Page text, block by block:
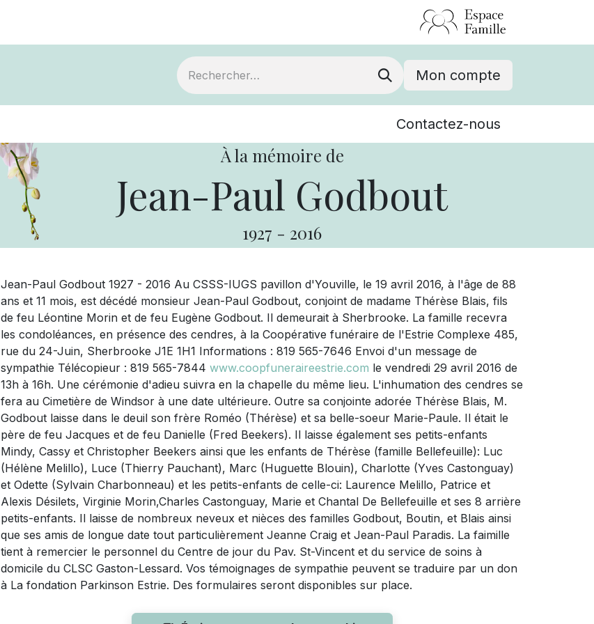
Mon compte
Événements
Contactez-nous
À la mémoire de
Jean-Paul Godbout
1927 - 2016
Jean-Paul Godbout 1927 - 2016 Au CSSS-IUGS pavillon d'Youville, le 19 avril 2016, à l'âge de 88
ans et 11 mois, est décédé monsieur Jean-Paul Godbout, conjoint de madame Thérèse Blais, fils
de feu Léontine Morin et de feu Eugène Godbout. Il demeurait à Sherbrooke. La famille recevra
les condoléances, en présence des cendres, à la Coopérative funéraire de l'Estrie Complexe 485,
rue du 24-Juin, Sherbrooke J1E 1H1 Informations : 819 565-7646 Envoi d'un message de
sympathie Télécopieur : 819 565-7844 www.coopfuneraireestrie.com le vendredi 29 avril 2016 de
13h à 16h. Une cérémonie d'adieu suivra en la chapelle du même lieu. L'inhumation des cendres se
fera au Cimetière de Windsor à une date ultérieure. Outre sa conjointe adorée Thérèse Blais, M.
Godbout laisse dans le deuil son frère Roméo (Thérèse) et sa belle-soeur Marie-Paule. Il était le
père de feu Jacques et de feu Danielle (Fred Beekers). Il laisse également ses petits-enfants
Mindy, Cassy et Christopher Beekers ainsi que les enfants de Thérèse (famille Bellefeuille): Luc
(Hélène Melillo), Luce (Thierry Pauchant), Marc (Huguette Blouin), Charlotte (Yves Castonguay)
et Odette (Sylvain Charbonneau) et les petits-enfants de celle-ci: Laurence Melillo, Patrice et
Alexis Désilets, Virginie Morin,Charles Castonguay, Marie et Chantal De Bellefeuille et ses 8 arrière
petits-enfants. Il laisse de nombreux neveux et nièces des familles Godbout, Boutin, et Blais ainsi
que ses amis de longue date tout particulièrement Jeanne Craig et Jean-Paul Paradis. La faimille
tient à remercier le personnel du Centre de jour du Pav. St-Vincent et du service de soins à
domicile du CLSC Gaston-Lessard. Vos témoignages de sympathie peuvent se traduire par un don
à La fondation Parkinson Estrie. Des formulaires seront disponibles sur place.